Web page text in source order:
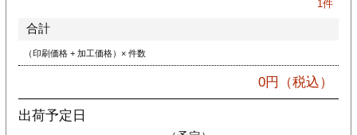
1件
合計
（印刷価格 + 加工価格）× 件数
0円（税込）
出荷予定日